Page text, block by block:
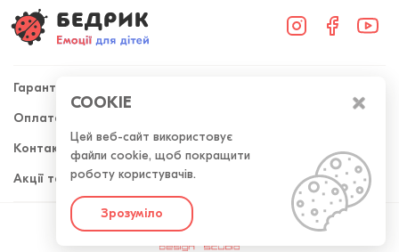
Гарантія
Оплата та доставка
Контакти
Акції та знижки
Передзвоніть мені
Розроблено
COOKIE
Цей веб-сайт використовує
файли cookie, щоб покращити
роботу користувачів.
Зрозуміло